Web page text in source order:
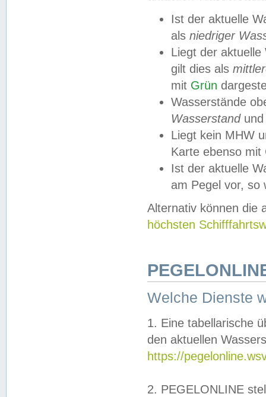
Ist der aktuelle
als niedriger
Liegt der
gilt dies als
mit Grün
Wasserstände
Wasserstandund
Liegt kein MHW
Karte ebenso mit
Ist der aktuelle
am Pegel vor,
Alternativ können die
höchsten
Welche Dienste
1. Eine tabellarische
den aktuellen
https://
2. PEGELONLINE